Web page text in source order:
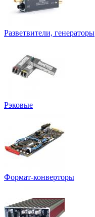
Разветвители, генераторы
Рэковые
Формат-конверторы